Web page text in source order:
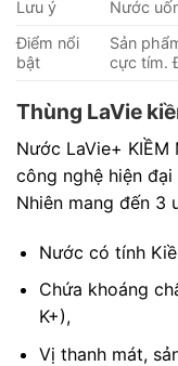
Lưu ý
Nước
Điểm nổi
bật
Sản
cực tím.
Thùng LaVie
Nước LaVie+
công nghệ hiện
Nhiên mang đến 3
Nước có tính
Chứa khoáng
K+),
Vị thanh mát,